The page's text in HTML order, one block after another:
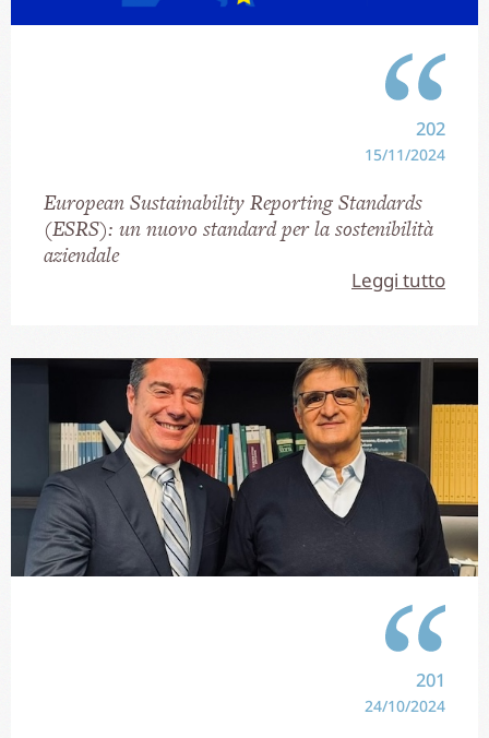
202
15/11/2024
European Sustainability Reporting Standards
(ESRS): un nuovo standard per la sostenibilità
aziendale
Leggi tutto
201
24/10/2024